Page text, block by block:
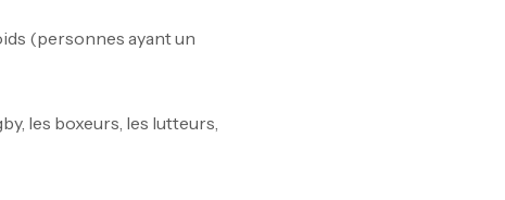
(personnes ayant un
les boxeurs, les lutteurs,